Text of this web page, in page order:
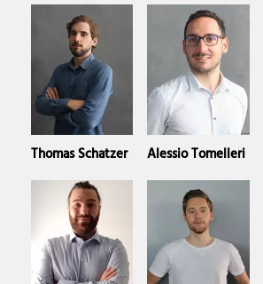
Thomas Schatzer Alessio Tomelleri